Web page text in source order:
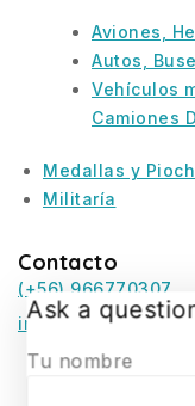
Aviones,
Autos,
Vehículos
Camiones
Medallas y
Militaría
Contacto
(+56) 966770307
Ask a
Tu nombre